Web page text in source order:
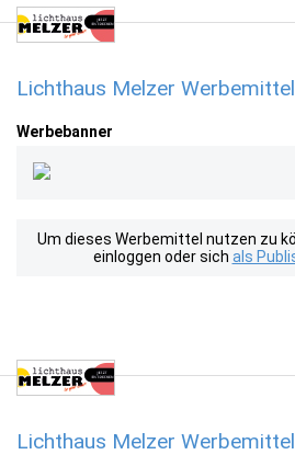
Lichthaus Melzer
Werbebanner
Um dieses Werbemittel nutzen zu
einloggen oder sich als
Lichthaus Melzer